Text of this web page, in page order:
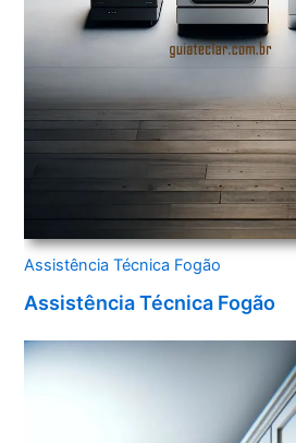
Assistência Técnica Fogão
Assistência Técnica Fogão